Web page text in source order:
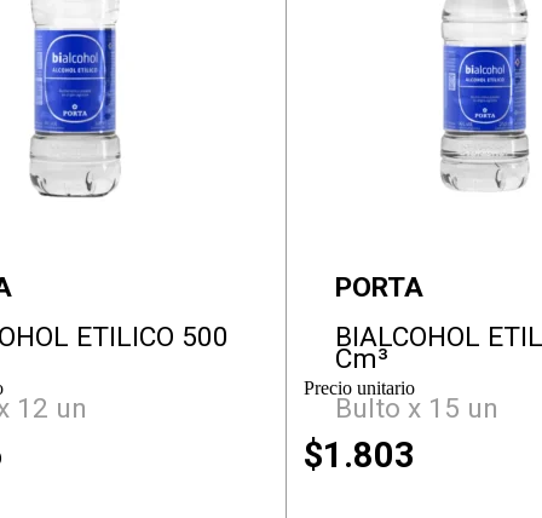
ETILICO 500
12 un
PORTA
BIALCOHOL
Cm³
Bulto x 15 un
Precio unitario
$1.803